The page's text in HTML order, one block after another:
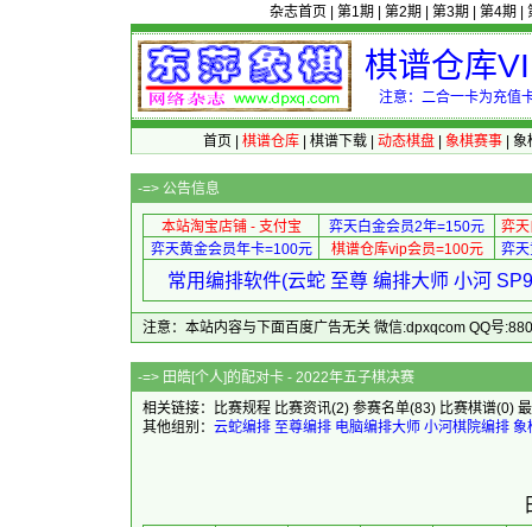
杂志首页 第1期 第2期 第3期 第4期
棋谱仓库
注意：二合一卡为充值
首页 棋谱仓库| 棋谱下载| 动态棋盘| 象棋赛事| 象
-=> 公告信息
本站淘宝店铺 - 支付宝 弈天白金会员2年=150元
弈
弈天黄金会员年卡=100元
棋谱仓库vip会员=100元 弈
常用编排软件(云蛇 至尊 编排大师 小河
注意：本站内容与下面百度广告无关 微信:dpxqcom QQ号
-=> 田皓[个人]的配对卡 -
相关链接：
比赛规程 比赛资讯(2) 参赛名单(83) 比赛棋谱(0)
其他组别： 云蛇编排 至尊编排 电脑编排大师 小河棋院编排 象